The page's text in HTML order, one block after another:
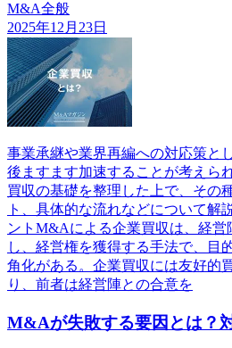
M&A全般
2025年12月23日
事業承継や業界再編への対応策と
後ますます加速することが考えら
買収の基礎を整理した上で、その
ト、具体的な流れなどについて解
ントM&Aによる企業買収は、経営
し、経営権を獲得する手法で、目
角化がある。企業買収には友好的
り、前者は経営陣との合意を
M&Aが失敗する要因とは？